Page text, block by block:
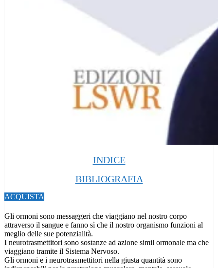
INDICE
BIBLIOGRAFIA
ACQUISTA
Gli ormoni sono messaggeri che viaggiano nel nostro corpo
attraverso il sangue e fanno sì che il nostro organismo funzioni al
meglio delle sue potenzialità.
I neurotrasmettitori sono sostanze ad azione simil ormonale ma che
viaggiano tramite il Sistema Nervoso.
Gli ormoni e i neurotrasmettitori nella giusta quantità sono